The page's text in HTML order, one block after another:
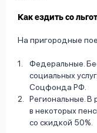
Как ездить со
На пригородные
Федеральные.
социальных
Соцфонда РФ.
Региональные. В
в некоторых
со скидкой 50%.